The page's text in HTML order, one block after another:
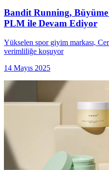
Bandit Running,
PLM ile Devam Ediyor
Yükselen spor giyim markası,
verimliliğe koşuyor
14 Mayıs 2025